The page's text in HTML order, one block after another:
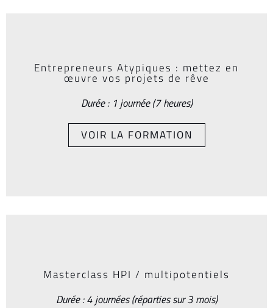
Entrepreneurs Atypiques : mettez en
œuvre vos projets de rêve
Durée : 1 journée (7 heures)
VOIR LA FORMATION
Masterclass HPI / multipotentiels
Durée : 4 journées (réparties sur 3 mois)